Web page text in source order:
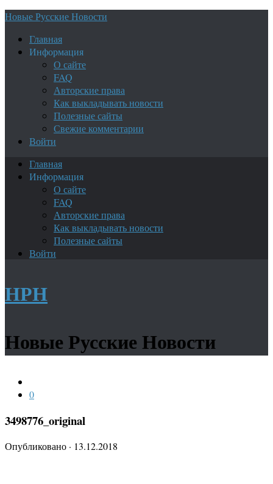
Новые Русские Новости
Главная
Информация
О сайте
FAQ
Авторские права
Как выкладывать новости
Полезные сайты
Свежие комментарии
Войти
Главная
Информация
О сайте
FAQ
Авторские права
Как выкладывать новости
Полезные сайты
Войти
НРН
Новые Русские Новости
0
3498776_original
Опубликовано · 13.12.2018